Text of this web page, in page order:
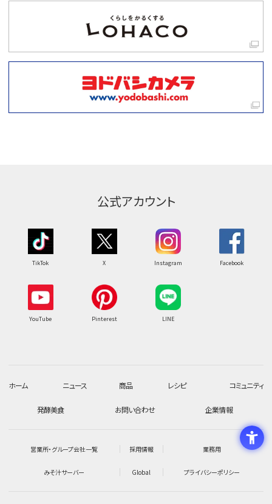
公式アカウント
TikTok X Instagram Facebook
YouTube Pinterest LINE
ホーム ニュース 商品 レシピ コミュニティ
発酵美食 お問い合わせ 企業情報
営業所・グループ会社一覧 採用情報 業務用
みそ汁サーバー Global プライバシーポリシー